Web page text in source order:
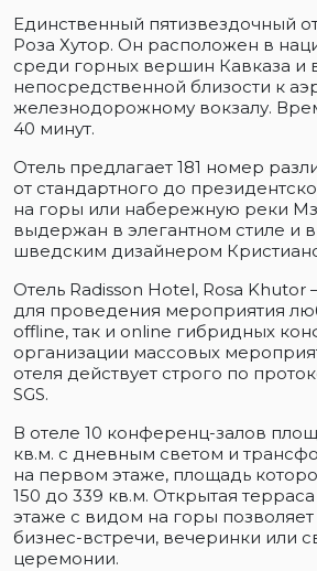
Единственный пятизвездочный
Роза Хутор. Он расположен в
среди горных вершин Кавказа и
непосредственной близости к
железнодорожному вокзалу.
40 минут.
Отель предлагает 181 номер
от стандартного до
на горы или набережную реки
выдержан в элегантном стиле и
шведским дизайнером
Отель Radisson Hotel, Rosa Khutor
для проведения мероприятия
offline, так и online гибридных
организации массовых
отеля действует строго по
SGS.
В отеле 10 конференц-залов
кв.м. с дневным светом и
на первом этаже, площадь
150 до 339 кв.м. Открытая
этаже с видом на горы
бизнес-встречи, вечеринки или
церемонии.